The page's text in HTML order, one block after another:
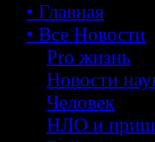
• Главная
• Все Новости
Pro жизнь
Новости
Человек
НЛО и